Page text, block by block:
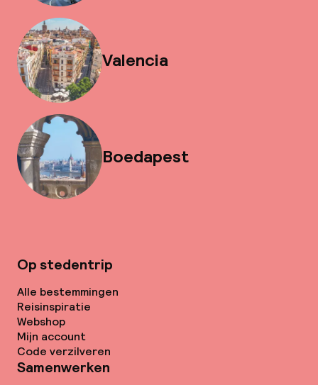
Valencia
Boedapest
Op stedentrip
Alle bestemmingen
Reisinspiratie
Webshop
Mijn account
Code verzilveren
Samenwerken